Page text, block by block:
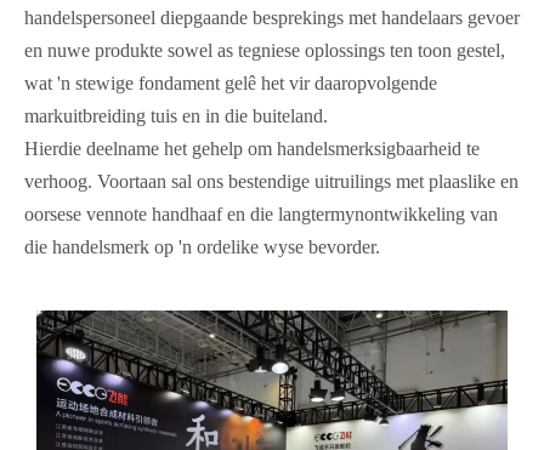
handelspersoneel diepgaande besprekings met handelaars gevoer
en nuwe produkte sowel as tegniese oplossings ten toon gestel,
wat 'n stewige fondament gelê het vir daaropvolgende
markuitbreiding tuis en in die buiteland.
Hierdie deelname het gehelp om handelsmerksigbaarheid te
verhoog. Voortaan sal ons bestendige uitruilings met plaaslike en
oorsese vennote handhaaf en die langtermynontwikkeling van
die handelsmerk op 'n ordelike wyse bevorder.